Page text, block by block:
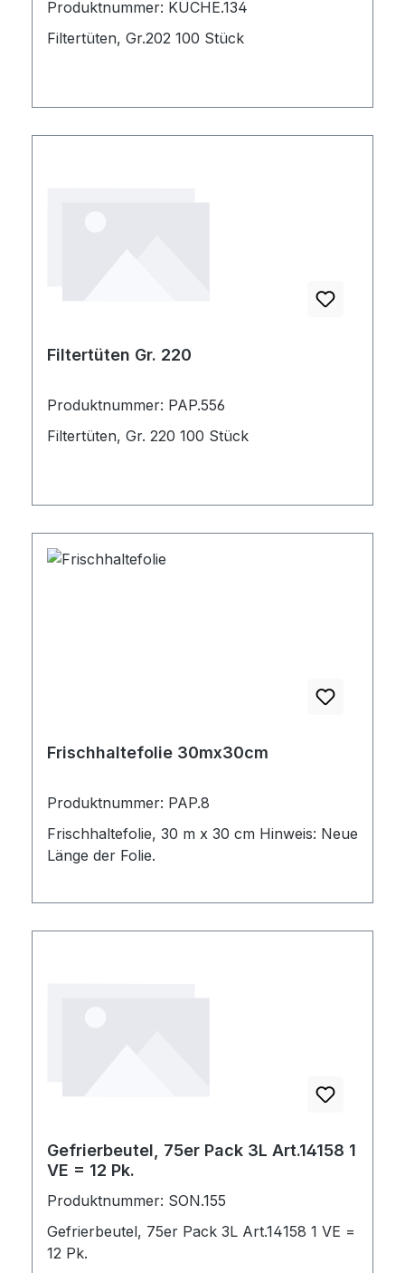
Produktnummer: KÜCHE.134
Filtertüten, Gr.202 100 Stück
Filtertüten Gr. 220
Produktnummer: PAP.556
Filtertüten, Gr. 220 100 Stück
Frischhaltefolie 30mx30cm
Produktnummer: PAP.8
Frischhaltefolie, 30 m x 30 cm Hinweis: Neue
Länge der Folie.
Gefrierbeutel, 75er Pack 3L Art.14158 1
VE = 12 Pk.
Produktnummer: SON.155
Gefrierbeutel, 75er Pack 3L Art.14158 1 VE =
12 Pk.